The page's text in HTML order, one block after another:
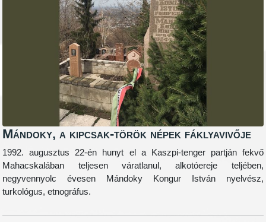
Mándoky, a kipcsak-török népek fáklyavivője
1992. augusztus 22-én hunyt el a Kaszpi-tenger partján fekvő
Mahacskalában teljesen váratlanul, alkotóereje teljében,
negyvennyolc évesen Mándoky Kongur István nyelvész,
turkológus, etnográfus.